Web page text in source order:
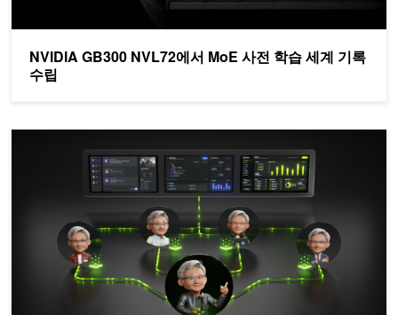
NVIDIA GB300 NVL72에서 MoE 사전 학습 세계 기록
수립